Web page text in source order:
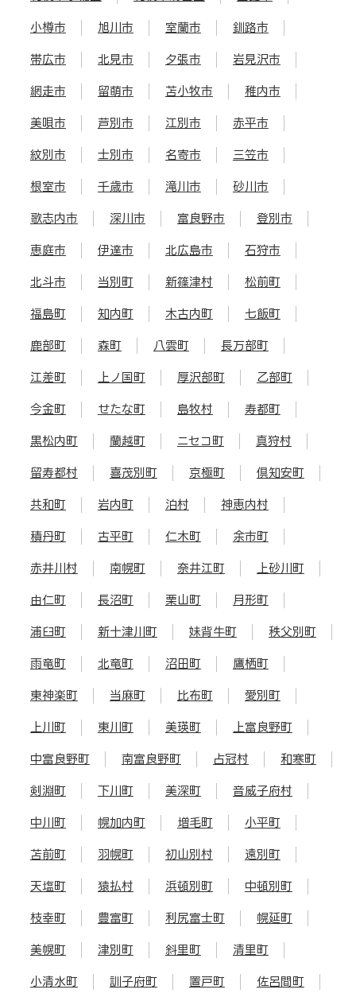
小樽市 旭川市 室蘭市 釧路市
帯広市 北見市 夕張市 岩見沢市
網走市 留萌市 苫小牧市 稚内市
美唄市 芦別市 江別市 赤平市
紋別市 士別市 名寄市 三笠市
根室市 千歳市 滝川市 砂川市
歌志内市 深川市 富良野市 登別市
恵庭市 伊達市 北広島市 石狩市
北斗市 当別町 新篠津村 松前町
福島町 知内町 木古内町 七飯町
鹿部町 森町 八雲町 長万部町
江差町 上ノ国町 厚沢部町 乙部町
今金町 せたな町 島牧村 寿都町
黒松内町 蘭越町 ニセコ町 真狩村
留寿都村 喜茂別町 京極町 倶知安町
共和町 岩内町 泊村 神恵内村
積丹町 古平町 仁木町 余市町
赤井川村 南幌町 奈井江町 上砂川町
由仁町 長沼町 栗山町 月形町
浦臼町 新十津川町 妹背牛町 秩父別町
雨竜町 北竜町 沼田町 鷹栖町
東神楽町 当麻町 比布町 愛別町
上川町 東川町 美瑛町 上富良野町
中富良野町 南富良野町 占冠村 和寒町
剣淵町 下川町 美深町 音威子府村
中川町 幌加内町 増毛町 小平町
苫前町 羽幌町 初山別村 遠別町
天塩町 猿払村 浜頓別町 中頓別町
枝幸町 豊富町 利尻富士町 幌延町
美幌町 津別町 斜里町 清里町
小清水町 訓子府町 置戸町 佐呂間町